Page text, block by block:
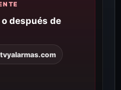
después de